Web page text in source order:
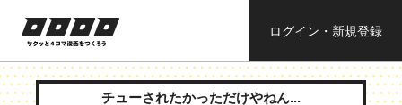
サクッと４コ
ママンガを作
ログイン・新規登録
チューされたかっただけやねん...